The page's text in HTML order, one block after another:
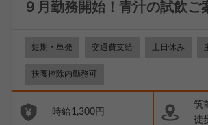
９月勤務開始！青汁の試飲ご
短期・単発 交通費支給 土日休み
扶養控除内勤務可
時給1,300円
筑
徒